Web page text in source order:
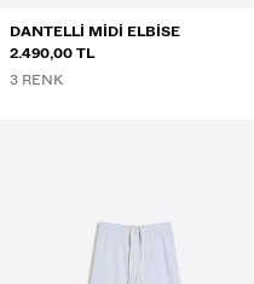
DANTELLI MIDI ELBISE
2.490,00 TL
3 RENK